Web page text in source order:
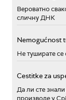
Вероватно
сличну ДНК
Nemogućnost
Не туширате се
Cestitke za
Да ли сте
производе у